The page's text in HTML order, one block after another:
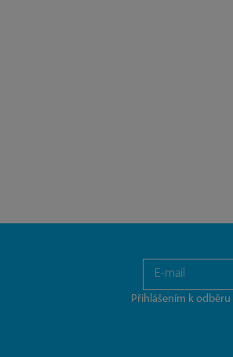
Přihlášením k